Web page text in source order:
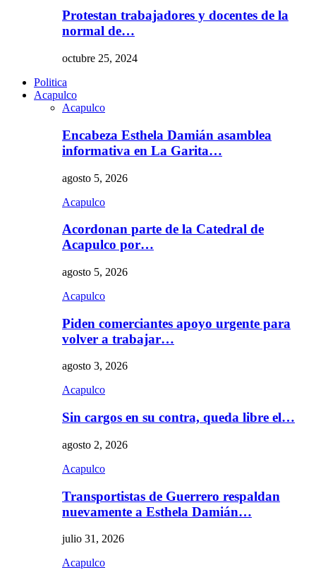
Protestan trabajadores y docentes de la
normal de…
octubre 25, 2024
Politica
Acapulco
Acapulco
Encabeza Esthela Damián asamblea
informativa en La Garita…
agosto 5, 2026
Acapulco
Acordonan parte de la Catedral de
Acapulco por…
agosto 5, 2026
Acapulco
Piden comerciantes apoyo urgente para
volver a trabajar…
agosto 3, 2026
Acapulco
Sin cargos en su contra, queda libre el…
agosto 2, 2026
Acapulco
Transportistas de Guerrero respaldan
nuevamente a Esthela Damián…
julio 31, 2026
Acapulco